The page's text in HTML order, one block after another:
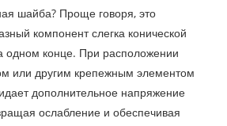
шайба? Проще говоря, это
компонент слегка конической
конце. При расположении
или другим крепежным элементом
дополнительное напряжение
ослабление и обеспечивая